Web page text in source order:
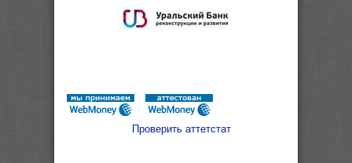
Проверить аттетстат